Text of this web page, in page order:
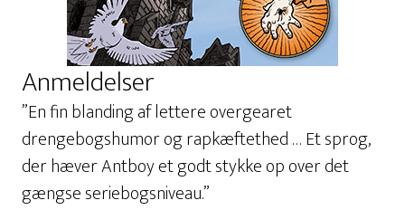
Anmeldelser
”En fin blanding af lettere overgearet
drengebogshumor og rapkæftethed … Et sprog,
der hæver Antboy et godt stykke op over det
gængse seriebogsniveau.”